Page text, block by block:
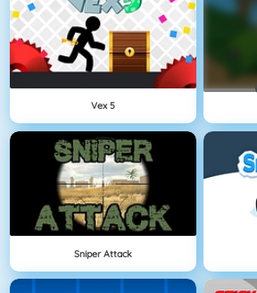
Vex 5
Sniper Attack